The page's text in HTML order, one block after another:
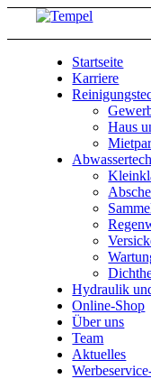
Startseite
Karriere
Haus
Hydraulik
Online-Shop
Über uns
Team
Aktuelles